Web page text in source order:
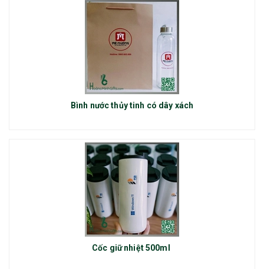
Bình nước thủy tinh có dây xách
Cốc giữ nhiệt 500ml